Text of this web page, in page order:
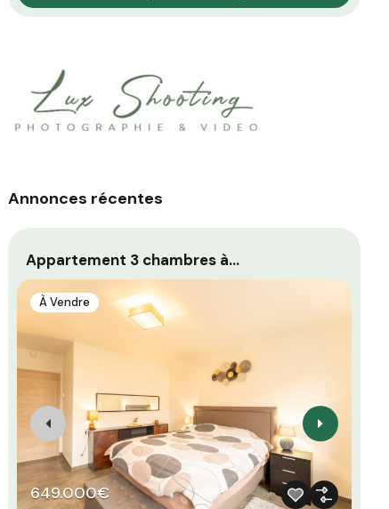
Annonces récentes
Appartement 3 chambres à…
À Vendre
649.000€